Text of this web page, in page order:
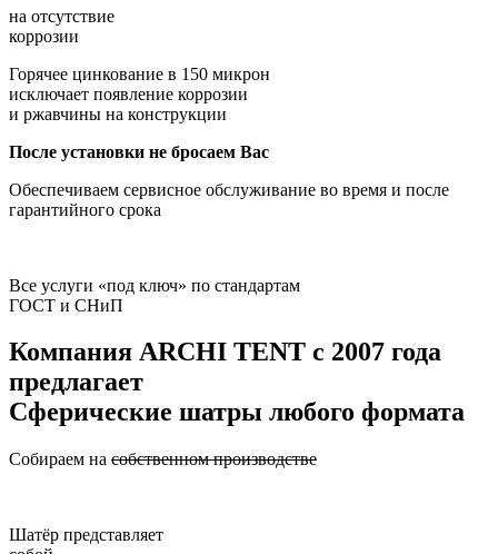
на отсутствие
коррозии
Горячее цинкование в 150 микрон
исключает появление коррозии
и ржавчины на конструкции
После установки не бросаем Вас
Обеспечиваем сервисное обслуживание во время и после
гарантийного срока
Все услуги «под ключ» по стандартам
ГОСТ и СНиП
Компания ARCHI TENT с 2007 года
предлагает
Сферические шатры любого формата
Собираем на собственном производстве
Шатёр представляет